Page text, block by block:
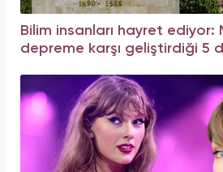
Bilim insanları hayret ediyor:
depreme karşı geliştirdiği 5